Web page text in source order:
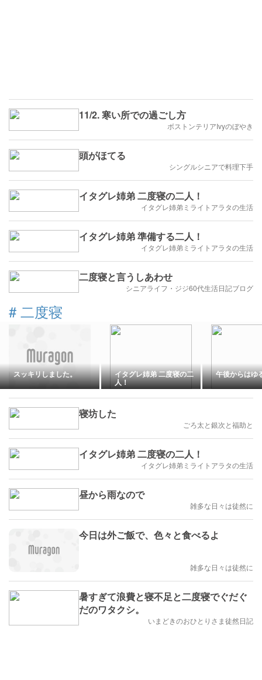
11/2. 寒い所での過ごし方
ボストンテリアIvyのぼやき
頭がほてる
シングルシニアで料理下手
イタグレ姉弟 二度寝の二人！
イタグレ姉弟ミライトアラタの生活
イタグレ姉弟 準備する二人！
イタグレ姉弟ミライトアラタの生活
二度寝と言うしあわせ
シニアライフ・ジジ60代生活日記ブログ
# 二度寝
スッキリしました。 イタグレ姉弟 二度寝の二
人！
午後からはゆ
寝坊した
ごろ太と銀次と福助と
イタグレ姉弟 二度寝の二人！
イタグレ姉弟ミライトアラタの生活
昼から雨なので
雑多な日々は徒然に
今日は外ご飯で、色々と食べるよ
雑多な日々は徒然に
暑すぎて浪費と寝不足と二度寝でぐだぐ
だのワタクシ。
いまどきのおひとりさま徒然日記